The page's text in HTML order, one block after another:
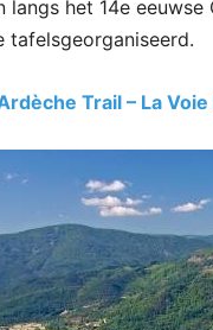
langs het 14e
tafelsgeorganiseerd.
Trail – La